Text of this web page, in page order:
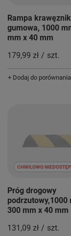
Rampa
gumowa, 1000
mm x 40 mm
179,99 zł / szt.
+ Dodaj do porównania
CHWILOWO
Próg drogowy
podrzutowy,1000
300 mm x 40 mm
131,09 zł / szt.